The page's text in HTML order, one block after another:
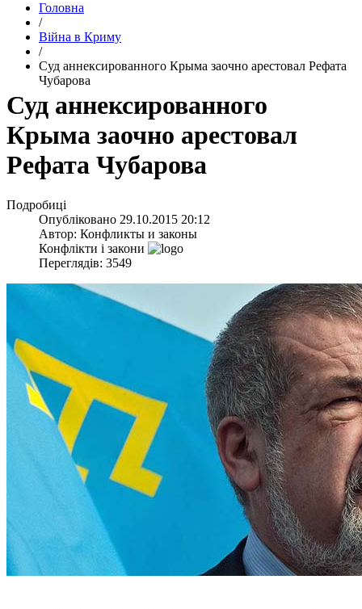
Головна
/
Війна в Криму
/
Суд аннексированного Крыма заочно арестовал Рефата
Чубарова
Суд аннексированного
Крыма заочно арестовал
Рефата Чубарова
Подробиці
Опубліковано 29.10.2015 20:12
Автор: Конфликты и законы
Конфлікти і закони
Переглядів: 3549